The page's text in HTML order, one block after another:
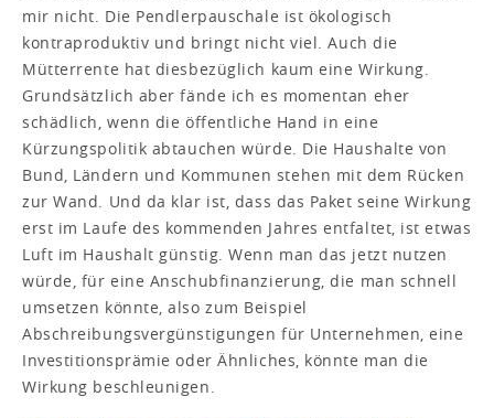
mir nicht. Die Pendlerpauschale ist ökologisch
kontraproduktiv und bringt nicht viel. Auch die
Mütterrente hat diesbezüglich kaum eine Wirkung.
Grundsätzlich aber fände ich es momentan eher
schädlich, wenn die öffentliche Hand in eine
Kürzungspolitik abtauchen würde. Die Haushalte von
Bund, Ländern und Kommunen stehen mit dem Rücken
zur Wand. Und da klar ist, dass das Paket seine Wirkung
erst im Laufe des kommenden Jahres entfaltet, ist etwas
Luft im Haushalt günstig. Wenn man das jetzt nutzen
würde, für eine Anschubfinanzierung, die man schnell
umsetzen könnte, also zum Beispiel
Abschreibungsvergünstigungen für Unternehmen, eine
Investitionsprämie oder Ähnliches, könnte man die
Wirkung beschleunigen.